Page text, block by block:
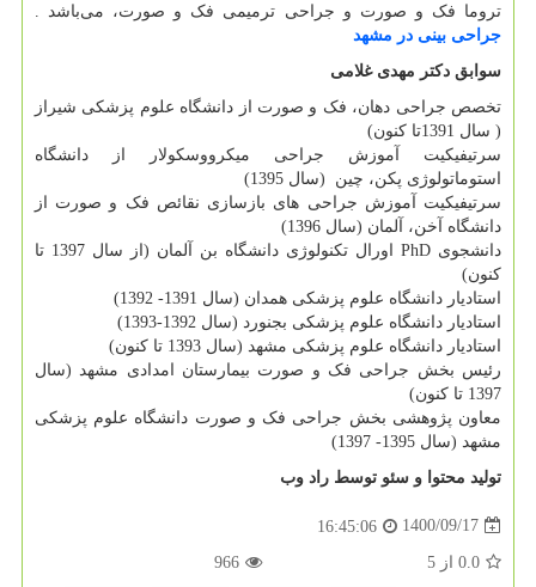
تروما فک و صورت و جراحی ترمیمی فک و صورت، می‌باشد .
جراحی بینی در مشهد
سوابق دکتر مهدی غلامی
تخصص جراحى دهان، فک و صورت از دانشگاه علوم پزشکی شیراز
( سال 1391تا کنون)
سرتیفیکیت آموزش جراحی میکرووسکولار از دانشگاه
استوماتولوژی پکن، چین (سال 1395)
سرتیفیکیت آموزش جراحی های بازسازی نقائص فک و صورت از
دانشگاه آخن، آلمان (سال 1396)
دانشجوی PhD
اورال تکنولوژی دانشگاه بن آلمان (از سال 1397 تا
کنون)
استادیار دانشگاه علوم پزشکی همدان (سال 1391- 1392)
استادیار دانشگاه علوم پزشکی بجنورد (سال 1392-1393)
استادیار دانشگاه علوم پزشکی مشهد (سال 1393 تا کنون)
رئیس بخش جراحی فک و صورت بیمارستان امدادی مشهد (سال
1397 تا کنون)
معاون پژوهشی بخش جراحی فک و صورت دانشگاه علوم پزشکی
مشهد (سال 1395- 1397)
تولید محتوا و سئو توسط راد وب
1400/09/17
16:45:06
0.0 از 5
966